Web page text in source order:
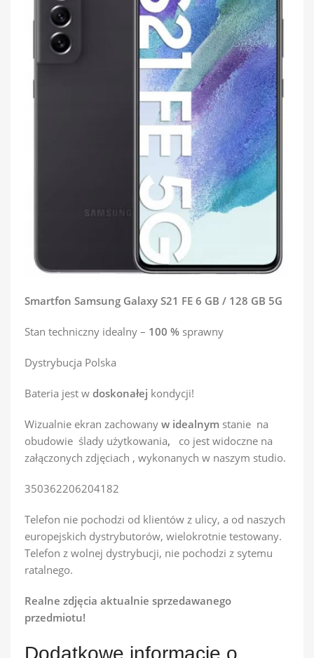
Smartfon Samsung Galaxy S21 FE 6 GB / 128 GB 5G
Stan techniczny idealny – 100 % sprawny
Dystrybucja Polska
Bateria jest w doskonałej kondycji!
Wizualnie ekran zachowany w idealnym stanie na
obudowie ślady użytkowania,
co jest widoczne na
załączonych zdjęciach , wykonanych w naszym studio.
350362206204182
Telefon nie pochodzi od klientów z ulicy, a od naszych
europejskich dystrybutorów, wielokrotnie testowany.
Telefon z wolnej dystrybucji, nie pochodzi z sytemu
ratalnego.
Realne zdjęcia aktualnie sprzedawanego
przedmiotu!